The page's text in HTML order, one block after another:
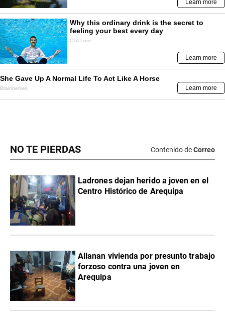
NO TE PIERDAS Contenido deCorreo
Ladrones dejan herido a joven en el
Centro Histórico de Arequipa
Allanan vivienda por presunto trabajo
forzoso contra una joven en
Arequipa